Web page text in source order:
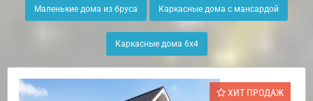
Маленькие дома из бруса Каркасные дома с мансардой
Каркасные дома 6х4
ХИТ ПРОДАЖ